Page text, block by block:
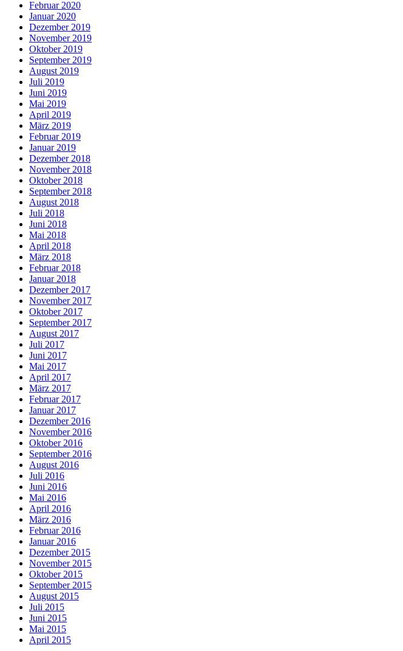
Februar 2020
Januar 2020
Dezember 2019
November 2019
Oktober 2019
September 2019
August 2019
Juli 2019
Juni 2019
Mai 2019
April 2019
März 2019
Februar 2019
Januar 2019
Dezember 2018
November 2018
Oktober 2018
September 2018
August 2018
Juli 2018
Juni 2018
Mai 2018
April 2018
März 2018
Februar 2018
Januar 2018
Dezember 2017
November 2017
Oktober 2017
September 2017
August 2017
Juli 2017
Juni 2017
Mai 2017
April 2017
März 2017
Februar 2017
Januar 2017
Dezember 2016
November 2016
Oktober 2016
September 2016
August 2016
Juli 2016
Juni 2016
Mai 2016
April 2016
März 2016
Februar 2016
Januar 2016
Dezember 2015
November 2015
Oktober 2015
September 2015
August 2015
Juli 2015
Juni 2015
Mai 2015
April 2015